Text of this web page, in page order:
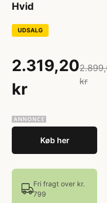
Hvid
UDSALG
2.319,20
kr
kr
Køb her
Fri fragt over kr.
799